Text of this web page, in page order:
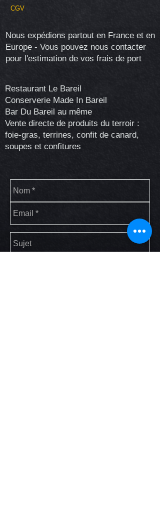
CGV
Nous expédions partout en France et en
Europe - Vous pouvez nous contacter
pour l'estimation de vos frais de port
Restaurant Le Bareil
Conserverie Made In Bareil
Bar Du Bareil au même
Vente directe de produits du terroir :
foie-gras, terrines, confit de canard,
soupes et confitures